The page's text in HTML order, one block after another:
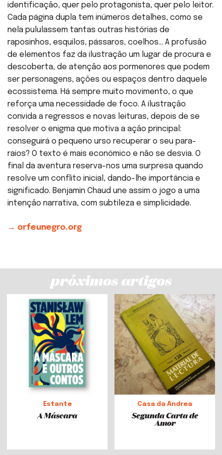
identificação, quer pelo protagonista, quer pelo leitor.
Cada página dupla tem inúmeros detalhes, como se
nela pululassem tantas outras histórias de
raposinhos, esquilos, pássaros, coelhos… A profusão
de elementos faz da ilustração um lugar de procura e
descoberta, de atenção aos pormenores que podem
ser personagens, ações ou espaços dentro daquele
ecossistema. Há sempre muito movimento, o que
reforça uma necessidade de foco. A ilustração
convida a regressos e novas leituras, depois de se
resolver o enigma que motiva a ação principal:
conseguirá o pequeno urso recuperar o seu para-
raios? O texto é mais económico e não se desvia. O
final da aventura reserva-nos uma surpresa quando
resolve um conflito inicial, dando-lhe importância e
significado. Benjamin Chaud une assim o jogo a uma
intenção narrativa, com subtileza e simplicidade.
→ orfeunegro.org
próximos artigos
Estante
A Máscara
Casa da Andrea
Segunda Carta de
Amor